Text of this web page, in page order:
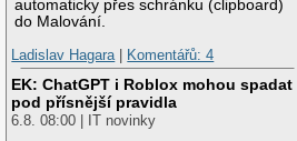
automaticky přes schránku (clipboard)
do Malování.
Ladislav Hagara| Komentářů: 4
EK: ChatGPT i Roblox mohou spadat
pod přísnější pravidla
6.8. 08:00 | IT novinky